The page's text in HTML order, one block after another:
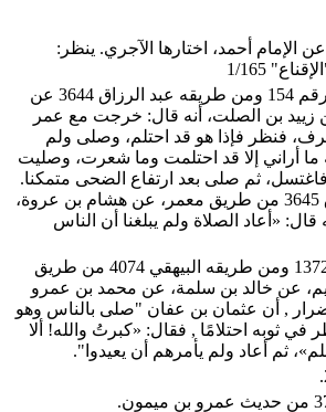
عن الإمام أحمد، اختارها الآجري. ينظر:
أخرجه مالك 2/66، رقم 154 ومن طريقه عبد الرزاق 3644 عن
بن الصلت، أنه قال: خرجت مع عمر
فنظر فإذا هو قد احتلم، وصلى ولم
ما أراني إلا قد احتلمت وما شعرت، وصليت
ثم صلى بعد ارتفاع الضحى متمكنا.
وأخرجه عبد الرزاق 3645 من طريق معمر، عن هشام بن عروة،
قال: «أعاد الصلاة ولم يبلغنا أن الناس
أخرجه الدارقطني 1372 ومن طريقه البيهقي 4074 من طريق
عن خالد بن سلمة، عن محمد بن عمرو
, أن عثمان بن عفان "صلى بالناس وهو
في ثوبه احتلامًا , فقال: «كبرتُ والله! ألا
ثم أعاد ولم يأمرهم أن يعيدوا".